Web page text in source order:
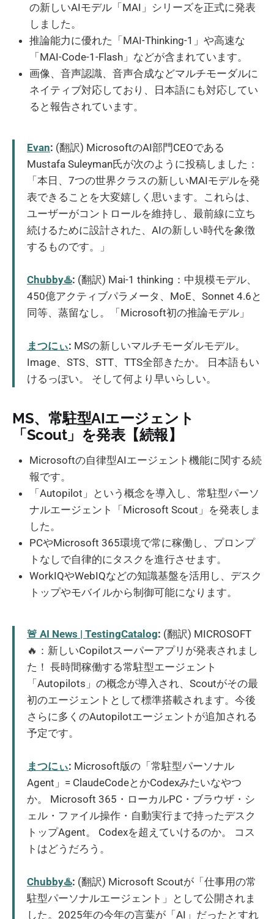
の新しいAIモデル「MAI」シリーズを正式に発表
しました。
推論能力に優れた「MAI-Thinking-1」や高速な
「MAI-Code-1-Flash」などが含まれています。
画像、音声認識、音声合成などマルチモーダルに
ネイティブ対応しており、日本語にも対応してい
ると報告されています。
Evan: (翻訳) MicrosoftのAI部門CEOである
Mustafa Suleyman氏が次のように投稿しました：
「本日、7つの世界クラスの新しいMAIモデルを発
表できることを大変嬉しく思います。これらは、
ユーザーがコントロールを維持し、最前線に立ち
続けるために設計された、AIの新しい時代を象徴
するものです。」
Chubby♨️: (翻訳) Mai-1 thinking：中規模モデル、
450億アクティブパラメータ、MoE、Sonnet 4.6と
同等、蒸留なし。「Microsoft初の推論モデル」
まつにぃ: MSの新しいマルチモーダルモデル。
Image、STS、STT、TTS全部きたか。 日本語もい
けるっぽい。 そして何より早いらしい。
MS、常駐型AIエージェント
「Scout」を発表【続報】
Microsoftの自律型AIエージェント機能に関する続
報です。
「Autopilot」という概念を導入し、常駐型パーソ
ナルエージェント「Microsoft Scout」を発表しま
した。
PCやMicrosoft 365環境で常に稼働し、プロンプ
トなしで自律的にタスクを進行させます。
WorkIQやWebIQなどの知識基盤を活用し、デスク
トップやモバイルから制御可能になります。
🚨 AI News | TestingCatalog: (翻訳) MICROSOFT
🔥：新しいCopilotスーパーアプリが発表されまし
た！ 長時間稼働する常駐型エージェント
「Autopilots」の概念が導入され、Scoutがその最
初のエージェントとして標準搭載されます。今後
さらに多くのAutopilotエージェントが追加される
予定です。
まつにぃ: Microsoft版の「常駐型パーソナル
Agent」= ClaudeCodeとかCodexみたいなやつ
か。 Microsoft 365・ローカルPC・ブラウザ・シ
ェル・ファイル操作・自動実行まで持ったデスク
トップAgent。 Codexを超えていけるのか。 コス
トはどうだろう。
Chubby♨️: (翻訳) Microsoft Scoutが「仕事用の常
駐型パーソナルエージェント」として公開されま
した。2025年の今年の言葉が「AI」だったとすれ